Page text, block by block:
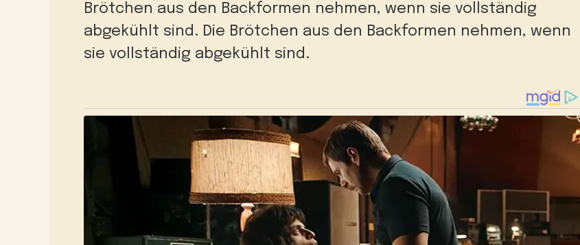
Brötchen aus den Backformen nehmen, wenn sie vollständig
abgekühlt sind. Die Brötchen aus den Backformen nehmen, wenn
sie vollständig abgekühlt sind.